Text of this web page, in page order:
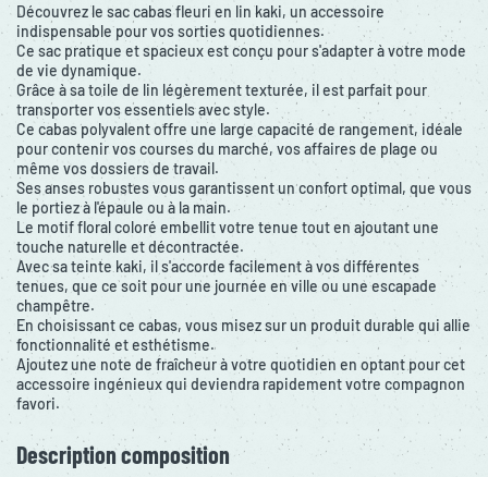
Découvrez le sac cabas fleuri en lin kaki, un accessoire
indispensable pour vos sorties quotidiennes.
Ce sac pratique et spacieux est conçu pour s'adapter à votre mode
de vie dynamique.
Grâce à sa toile de lin légèrement texturée, il est parfait pour
transporter vos essentiels avec style.
Ce cabas polyvalent offre une large capacité de rangement, idéale
pour contenir vos courses du marché, vos affaires de plage ou
même vos dossiers de travail.
Ses anses robustes vous garantissent un confort optimal, que vous
le portiez à l'épaule ou à la main.
Le motif floral coloré embellit votre tenue tout en ajoutant une
touche naturelle et décontractée.
Avec sa teinte kaki, il s'accorde facilement à vos différentes
tenues, que ce soit pour une journée en ville ou une escapade
champêtre.
En choisissant ce cabas, vous misez sur un produit durable qui allie
fonctionnalité et esthétisme.
Ajoutez une note de fraîcheur à votre quotidien en optant pour cet
accessoire ingénieux qui deviendra rapidement votre compagnon
favori.
Description composition